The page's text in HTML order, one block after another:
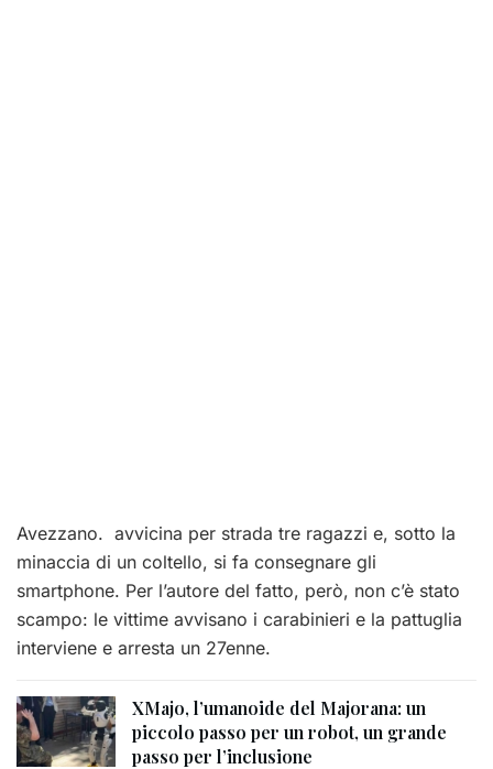
Avezzano. avvicina per strada tre ragazzi e, sotto la
minaccia di un coltello, si fa consegnare gli
smartphone. Per l’autore del fatto, però, non c’è stato
scampo: le vittime avvisano i carabinieri e la pattuglia
interviene e arresta un 27enne.
XMajo, l’umanoide del Majorana: un
piccolo passo per un robot, un grande
passo per l’inclusione